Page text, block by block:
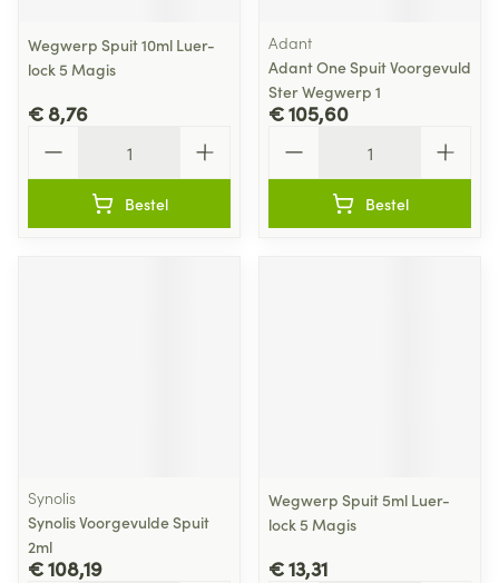
Wegwerp Spuit 10ml Luer-
lock 5 Magis
€ 8,76
Bestel
Adant
Adant One Spuit Voorgevuld
Ster Wegwerp 1
€ 105,60
Bestel
Synolis
Synolis Voorgevulde Spuit
2ml
€ 108,19
Wegwerp Spuit 5ml Luer-
lock 5 Magis
€ 13,31